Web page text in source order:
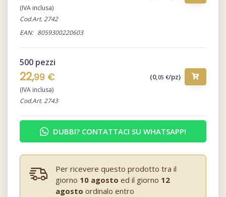
(IVA inclusa)
Cod.Art. 2742
EAN: 8059300220603
500 pezzi
22,99 € (0,05 €/pz)
(IVA inclusa)
Cod.Art. 2743
DUBBI? CONTATTACI SU WHATSAPP!
Per ricevere questo prodotto tra il
giorno 10 agosto ed il giorno 12
agosto ordinalo entro